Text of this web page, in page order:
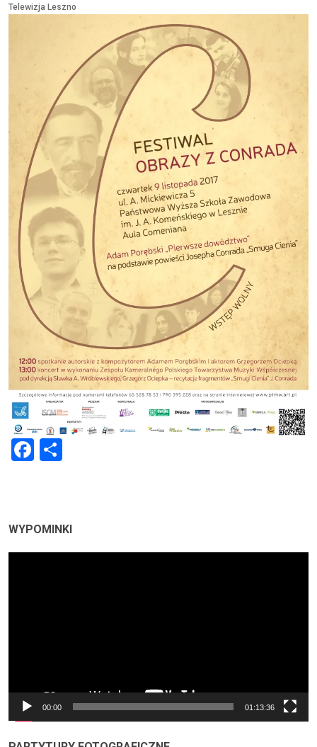
Telewizja Leszno
Facebook
WYPOMINKI
00:00 01:13:36